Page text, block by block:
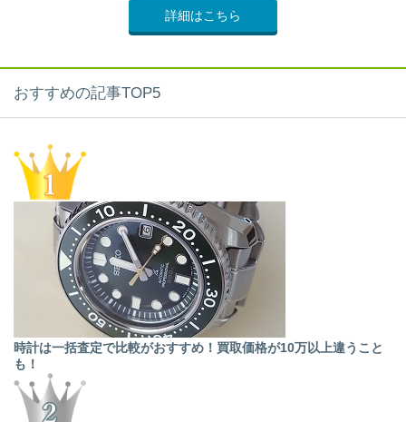
詳細はこちら
おすすめの記事TOP5
時計は一括査定で比較がおすすめ！買取価格が10万以上違うこと
も！